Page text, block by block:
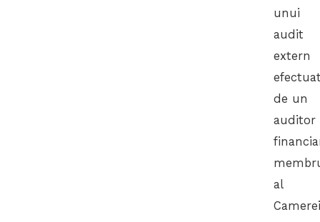
unui
audit
extern
de un
auditor
al
Camerei